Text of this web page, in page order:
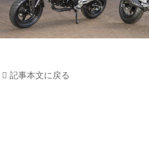
記事本文に戻る